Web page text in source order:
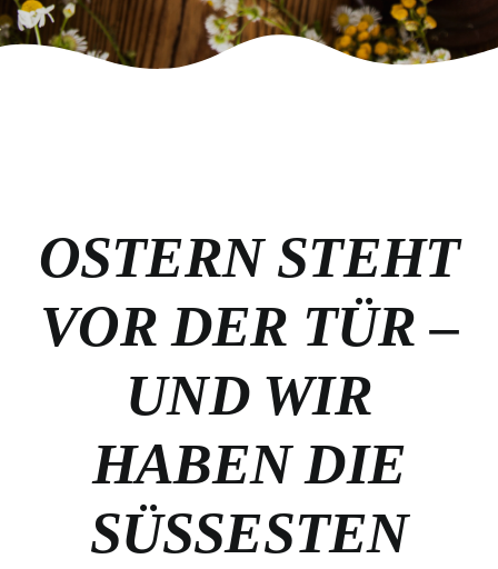
OSTERN STEHT
VOR DER TÜR –
UND WIR
HABEN DIE
SÜSSESTEN L